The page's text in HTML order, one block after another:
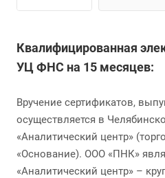
Квалифицированная
УЦ ФНС на 15 месяцев:
Вручение сертификатов,
осуществляется в
«Аналитический центр»
«Основание). ООО «ПНК»
«Аналитический центр» –